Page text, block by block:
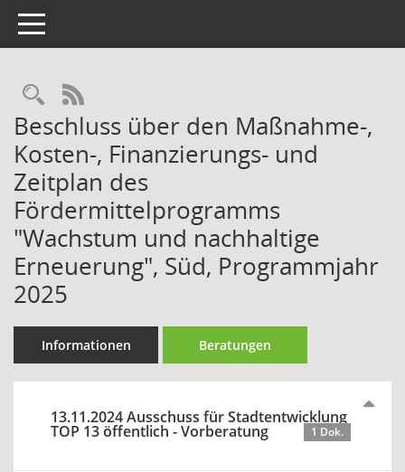
Toggle navigation
Rechercheauswahl
RSS-Feed
Beschluss über den Maßnahme-,
Kosten-, Finanzierungs- und
Zeitplan des
Fördermittelprogramms
"Wachstum und nachhaltige
Erneuerung", Süd, Programmjahr
2025
Informationen Beratungen
13.11.2024 Ausschuss für Stadtentwicklung
TOP 13 öffentlich - Vorberatung 1 Dok.